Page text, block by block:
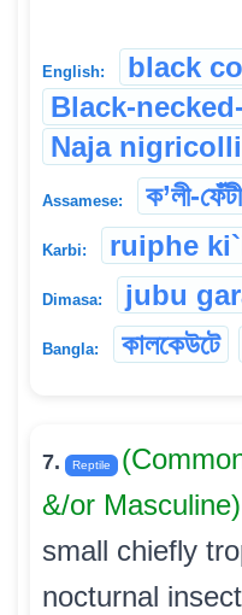
English:
black
Black-
Naja
Assamese: ক’লী-ফেঁটী
Karbi: ruiphe
Dimasa: jubu
Bangla: কালকেউটে
7. Reptile
&/or Masculine)
small chiefly
nocturnal